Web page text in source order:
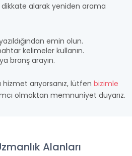
alarak yeniden arama
emin olun.
kelimeler kullanın.
branş arayın.
arıyorsanız, lütfen bizimle
olmaktan memnuniyet duyarız.
Alanları